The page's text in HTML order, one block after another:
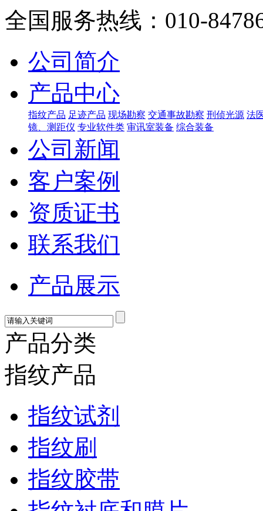
全国服务热线：010-
公司简介
产品中心
指纹产品 足迹产品 现场勘察 交通事故勘察 刑侦光源 法
镜、测距仪 专业软件类 审讯室装备 综合装备
公司新闻
客户案例
资质证书
联系我们
产品展示
产品分类
指纹产品
指纹试剂
指纹刷
指纹胶带